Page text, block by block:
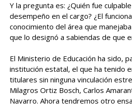
Y la pregunta es: ¿Quién fue
desempeño en el cargo? ¿El
conocimiento del área que
que lo designó a sabiendas de que
El Ministerio de Educación ha sido,
institución estatal, el que ha tenido
titulares sin ninguna vinculación
Milagros Ortiz Bosch, Carlos
Navarro. Ahora tendremos otro